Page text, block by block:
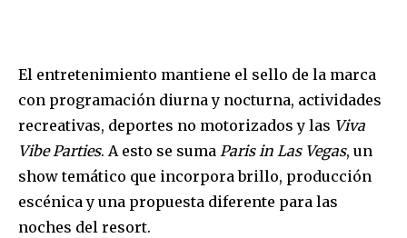
El entretenimiento mantiene el sello de la marca
con programación diurna y nocturna, actividades
recreativas, deportes no motorizados y las Viva
Vibe Parties. A esto se suma Paris in Las Vegas, un
show temático que incorpora brillo, producción
escénica y una propuesta diferente para las
noches del resort.